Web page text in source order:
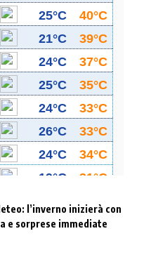
l’inverno inizierà con
e sorprese immediate